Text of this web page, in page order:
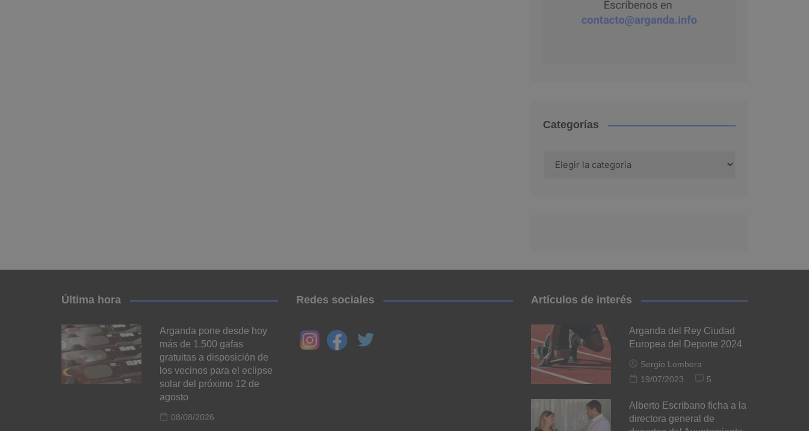
Categorías
Última hora
Arganda pone desde hoy
más de 1.500 gafas
gratuitas a disposición de
los vecinos para el eclipse
solar del próximo 12 de
agosto
08/08/2026
Redes sociales Artículos de interés
Arganda del Rey Ciudad
Europea del Deporte 2024
Sergio Lombera
19/07/2023
5
Alberto Escribano ficha a la
directora general de